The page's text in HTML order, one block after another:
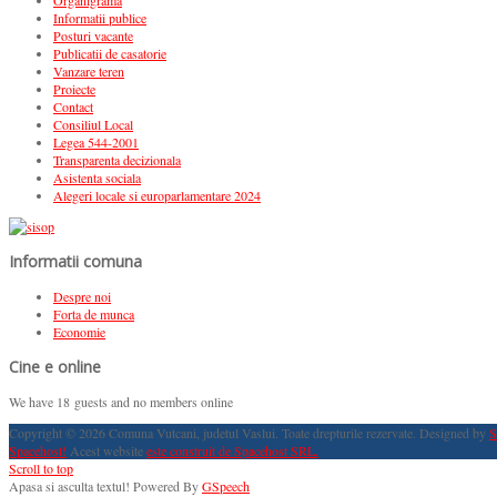
Informatii publice
Posturi vacante
Publicatii de casatorie
Vanzare teren
Proiecte
Contact
Consiliul Local
Legea 544-2001
Transparenta decizionala
Asistenta sociala
Alegeri locale si europarlamentare 2024
Informatii comuna
Despre noi
Forta de munca
Economie
Cine e online
We have 18 guests and no members online
Copyright © 2026 Comuna Vutcani, judetul Vaslui. Toate drepturile rezervate. Designed by
Spacehost! Acest websiteeste construit de Spacehost SRL.
Scroll to top
Apasa si asculta textul! Powered ByGSpeech